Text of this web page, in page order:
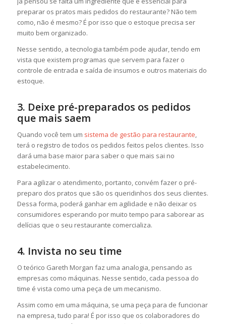
preparar os pratos mais pedidos do restaurante? Não tem
como, não é mesmo? É por isso que o estoque precisa ser
muito bem organizado.
Nesse sentido, a tecnologia também pode ajudar, tendo em
vista que existem programas que servem para fazer o
controle de entrada e saída de insumos e outros materiais do
estoque.
3. Deixe pré-preparados os pedidos
que mais saem
Quando você tem um sistema de gestão para restaurante,
terá o registro de todos os pedidos feitos pelos clientes. Isso
dará uma base maior para saber o que mais sai no
estabelecimento.
Para agilizar o atendimento, portanto, convém fazer o pré-
preparo dos pratos que são os queridinhos dos seus clientes.
Dessa forma, poderá ganhar em agilidade e não deixar os
consumidores esperando por muito tempo para saborear as
delícias que o seu restaurante comercializa.
4. Invista no seu time
O teórico Gareth Morgan faz uma analogia, pensando as
empresas como máquinas. Nesse sentido, cada pessoa do
time é vista como uma peça de um mecanismo.
Assim como em uma máquina, se uma peça para de funcionar
na empresa, tudo para! É por isso que os colaboradores do